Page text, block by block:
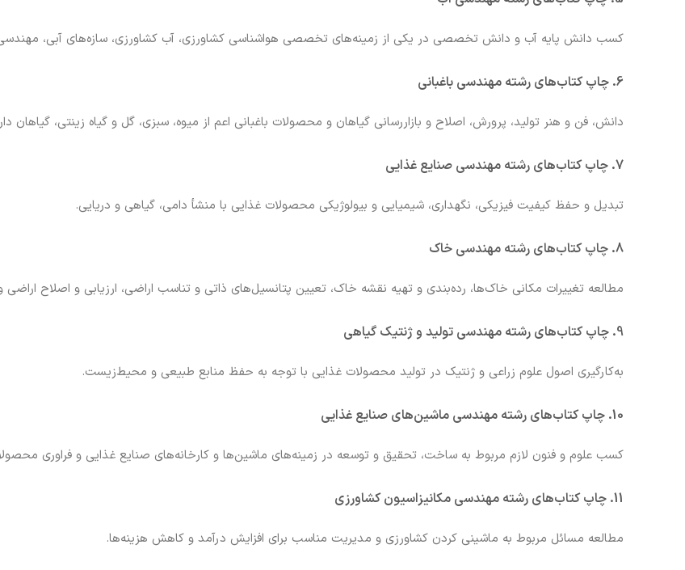
کسب دانش پایه آب و دانش تخصصی در یکی از زمینه‌های تخصصی هواشناسی کشاورزی، آب کشاورزی، سازه‌های آبی،
6. چاپ کتاب‌های رشته مهندسی باغبانی
دانش، فن و هنر تولید، پرورش، اصلاح و بازاررسانی گیاهان و محصولات باغبانی اعم از میوه، سبزی، گل و گیاه زینتی، گیاهان
7. چاپ کتاب‌های رشته مهندسی صنایع غذایی
تبدیل و حفظ کیفیت فیزیکی، نگهداری، شیمیایی و بیولوژیکی محصولات غذایی با منشأ دامی، گیاهی و دریایی.
8. چاپ کتاب‌های رشته مهندسی خاک
مطالعه تغییرات مکانی خاک‌ها، رده‌بندی و تهیه نقشه خاک، تعیین پتانسیل‌های ذاتی و تناسب اراضی، ارزیابی و اصلاح
9. چاپ کتاب‌های رشته مهندسی تولید و ژنتیک گیاهی
به‌کارگیری اصول علوم زراعی و ژنتیک در تولید محصولات غذایی با توجه به حفظ منابع طبیعی و محیط‌زیست.
10. چاپ کتاب‌های رشته مهندسی ماشین‌های صنایع غذایی
کسب علوم و فنون لازم مربوط به ساخت، تحقیق و توسعه در زمینه‌های ماشین‌ها و کارخانه‌های صنایع غذایی و فراوری
11. چاپ کتاب‌های رشته مهندسی مکانیزاسیون کشاورزی
مطالعه مسائل مربوط به ماشینی کردن کشاورزی و مدیریت مناسب برای افزایش درآمد و کاهش هزینه‌ها.